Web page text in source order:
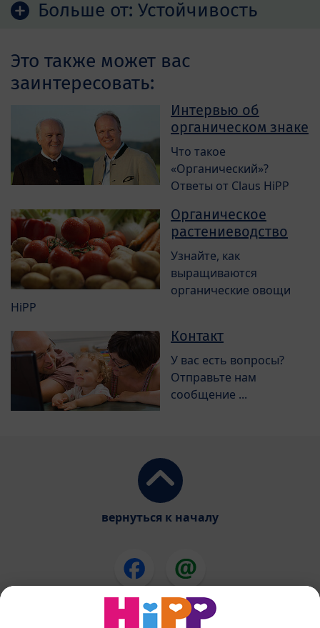
Больше от: Устойчивость
Это также может вас
заинтересовать:
Интервью об
органическом знаке
Что такое
«Органический»?
Ответы от Claus HiPP
Органическое
растениеводство
Узнайте, как
выращиваются
органические овощи
HiPP
Контакт
У вас есть вопросы?
Отправьте нам
сообщение ...
вернуться к началу